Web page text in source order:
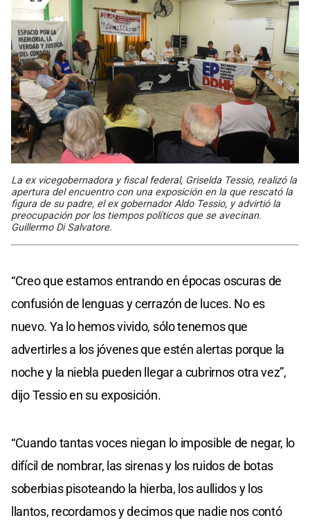
La ex vicegobernadora y fiscal federal, Griselda Tessio, realizó la
apertura del encuentro con una exposición en la que rescató la
figura de su padre, el ex gobernador Aldo Tessio, y advirtió la
preocupación por los tiempos políticos que se avecinan.
Guillermo Di Salvatore.
“Creo que estamos entrando en épocas oscuras de
confusión de lenguas y cerrazón de luces. No es
nuevo. Ya lo hemos vivido, sólo tenemos que
advertirles a los jóvenes que estén alertas porque la
noche y la niebla pueden llegar a cubrirnos otra vez”,
dijo Tessio en su exposición.
“Cuando tantas voces niegan lo imposible de negar, lo
difícil de nombrar, las sirenas y los ruidos de botas
soberbias pisoteando la hierba, los aullidos y los
llantos, recordamos y decimos que nadie nos contó